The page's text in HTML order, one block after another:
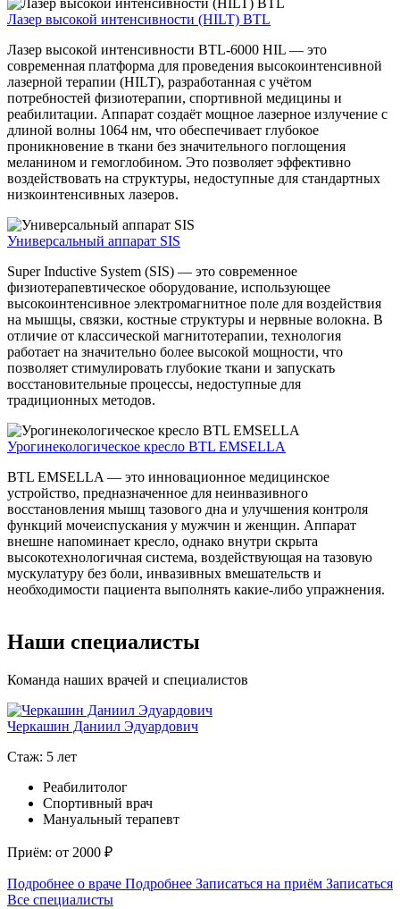
Лазер высокой интенсивности (HILT) BTL
Лазер высокой интенсивности BTL-6000 HIL — это
современная платформа для проведения высокоинтенсивной
лазерной терапии (HILT), разработанная с учётом
потребностей физиотерапии, спортивной медицины и
реабилитации. Аппарат создаёт мощное лазерное излучение с
длиной волны 1064 нм, что обеспечивает глубокое
проникновение в ткани без значительного поглощения
меланином и гемоглобином. Это позволяет эффективно
воздействовать на структуры, недоступные для стандартных
низкоинтенсивных лазеров.
Универсальный аппарат SIS
Super Inductive System (SIS) — это современное
физиотерапевтическое оборудование, использующее
высокоинтенсивное электромагнитное поле для воздействия
на мышцы, связки, костные структуры и нервные волокна. В
отличие от классической магнитотерапии, технология
работает на значительно более высокой мощности, что
позволяет стимулировать глубокие ткани и запускать
восстановительные процессы, недоступные для
традиционных методов.
Урогинекологическое кресло BTL EMSELLA
BTL EMSELLA — это инновационное медицинское
устройство, предназначенное для неинвазивного
восстановления мышц тазового дна и улучшения контроля
функций мочеиспускания у мужчин и женщин. Аппарат
внешне напоминает кресло, однако внутри скрыта
высокотехнологичная система, воздействующая на тазовую
мускулатуру без боли, инвазивных вмешательств и
необходимости пациента выполнять какие-либо упражнения.
Наши специалисты
Команда наших врачей и специалистов
Черкашин Даниил Эдуардович
Стаж: 5 лет
Реабилитолог
Спортивный врач
Мануальный терапевт
Приём: от 2000 ₽
Подробнее о враче Подробнее Записаться на приём Записаться
Все специалисты